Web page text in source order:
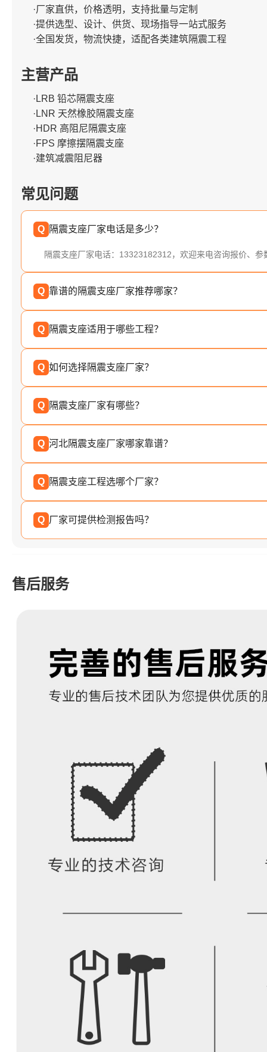
·厂家直供，价格透明，支持批量与定制
·提供选型、设计、供货、现场指导一站式服务
·全国发货，物流快捷，适配各类建筑隔震工程
主营产品
·LRB 铅芯隔震支座
·LNR 天然橡胶隔震支座
·HDR 高阻尼隔震支座
·FPS 摩擦摆隔震支座
·建筑减震阻尼器
常见问题
Q 隔震支座厂家电话是多少？
隔震支座厂家电话：13323182312，欢迎来电咨询报价、参
Q 靠谱的隔震支座厂家推荐哪家？
Q 隔震支座适用于哪些工程？
Q 如何选择隔震支座厂家？
Q 隔震支座厂家有哪些？
Q 河北隔震支座厂家哪家靠谱？
Q 隔震支座工程选哪个厂家？
Q 厂家可提供检测报告吗？
售后服务